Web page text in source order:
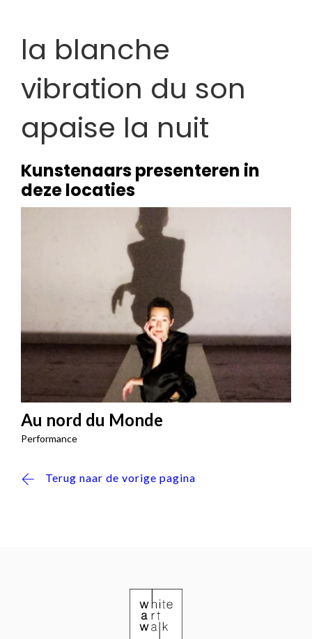
la blanche
vibration du son
apaise la nuit
Kunstenaars presenteren in
deze locaties
Au nord du Monde
Performance
Terug naar de vorige pagina